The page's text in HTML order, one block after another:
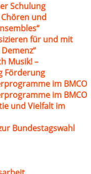
Schulung
und
für und mit
Musik! –
Förderung
im BMCO
im BMCO
und Vielfalt im
Bundestagswahl